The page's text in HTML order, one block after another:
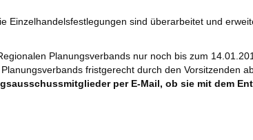
Einzelhandelsfestlegungen sind überarbeitet und
Planungsverbands nur noch bis zum
fristgerecht durch den Vorsitzenden
per E-Mail, ob sie mit dem